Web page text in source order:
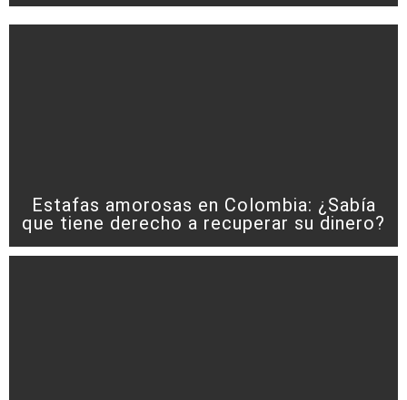
Estafas amorosas en Colombia: ¿Sabía
que tiene derecho a recuperar su dinero?